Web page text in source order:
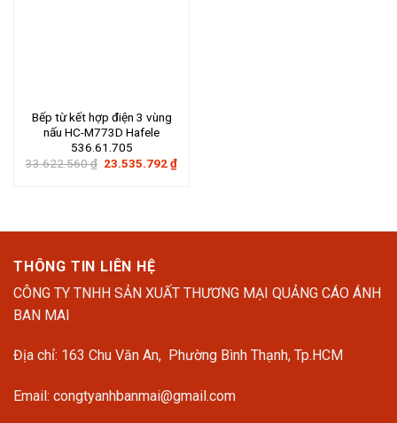
Bếp từ kết hợp điện 3 vùng
nấu HC-M773D Hafele
536.61.705
33.622.560₫ Giá
23.535.792₫Giá
THÔNG TIN LIÊN HỆ
CÔNG TY TNHH SẢN XUẤT THƯƠNG MẠI QUẢNG CÁO ÁNH
BAN MAI
Địa chỉ: 163 Chu Văn An, Phường Bình Thạnh, Tp.HCM
Email: congtyanhbanmai@gmail.com